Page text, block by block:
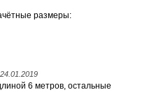
размеры:
24.01.2019
6 метров, остальные